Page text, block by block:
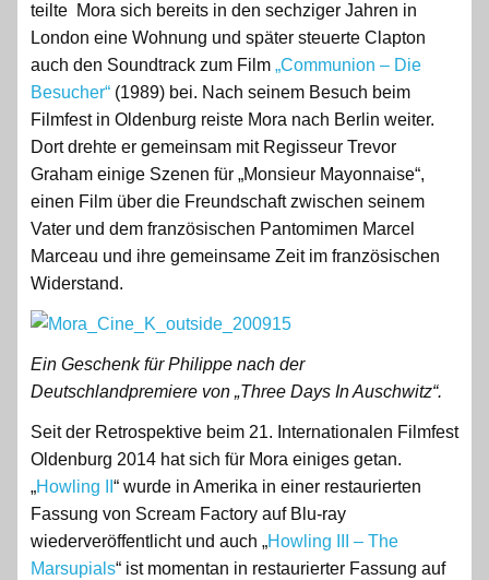
teilte Mora sich bereits in den sechziger Jahren in
London eine Wohnung und später steuerte Clapton
auch den Soundtrack zum Film „Communion – Die
Besucher“ (1989) bei. Nach seinem Besuch beim
Filmfest in Oldenburg reiste Mora nach Berlin weiter.
Dort drehte er gemeinsam mit Regisseur Trevor
Graham einige Szenen für „Monsieur Mayonnaise“,
einen Film über die Freundschaft zwischen seinem
Vater und dem französischen Pantomimen Marcel
Marceau und ihre gemeinsame Zeit im französischen
Widerstand.
Ein Geschenk für Philippe nach der
Deutschlandpremiere von „Three Days In Auschwitz“.
Seit der Retrospektive beim 21. Internationalen Filmfest
Oldenburg 2014 hat sich für Mora einiges getan.
„Howling II “ wurde in Amerika in einer restaurierten
Fassung von Scream Factory auf Blu-ray
wiederveröffentlicht und auch „Howling III – The
Marsupials“ ist momentan in restaurierter Fassung auf